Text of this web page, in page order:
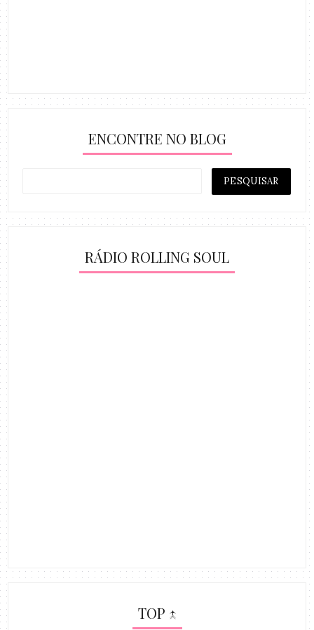
ENCONTRE NO BLOG
RÁDIO ROLLING SOUL
TOP ↑